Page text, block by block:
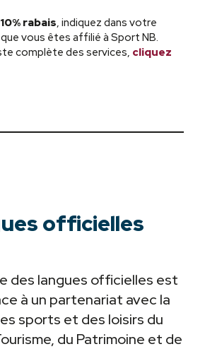
10% rabais, indiquez dans votre
vous êtes affilié à Sport NB.
complète des services, cliquez
officielles
des langues officielles est
à un partenariat avec la
sports et des loisirs du
du Patrimoine et de